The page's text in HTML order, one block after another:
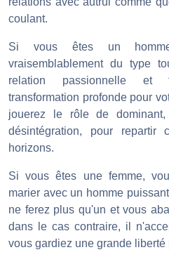
coulant.
Si vous êtes un
vraisemblablement du type
relation passionnelle et
transformation profonde pour
jouerez le rôle de
désintégration, pour repartir
horizons.
Si vous êtes une femme,
marier avec un homme
ne ferez plus qu'un et vous
dans le cas contraire, il
vous gardiez une grande liberté